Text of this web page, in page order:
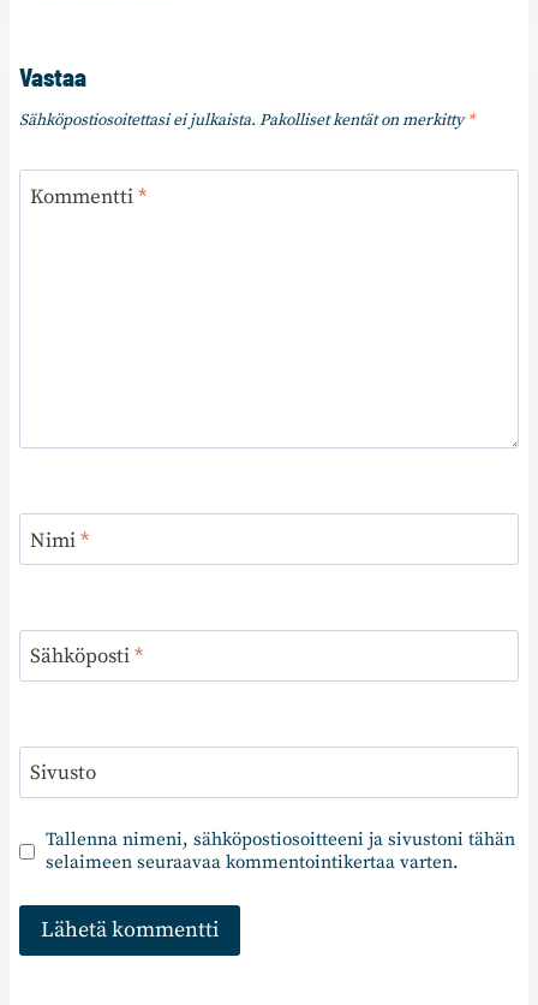
Vastaa
Sähköpostiosoitettasi ei julkaista. Pakolliset kentät on merkitty*
Kommentti*
Nimi*
Sähköposti*
Sivusto
Tallenna nimeni, sähköpostiosoitteeni ja sivustoni tähän
selaimeen seuraavaa kommentointikertaa varten.